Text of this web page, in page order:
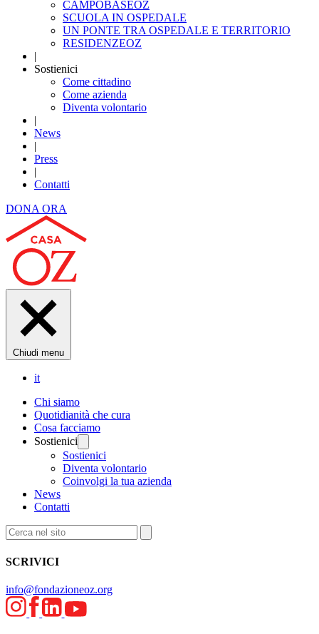
CAMPOBASEOZ
SCUOLA IN OSPEDALE
UN PONTE TRA OSPEDALE E TERRITORIO
RESIDENZEOZ
|
Sostienici
Come cittadino
Come azienda
Diventa volontario
|
News
|
Press
|
Contatti
DONA ORA
Chiudi menu
it
Chi siamo
Quotidianità che cura
Cosa facciamo
Sostienici
Sostienici
Diventa volontario
Coinvolgi la tua azienda
News
Contatti
SCRIVICI
info@fondazioneoz.org